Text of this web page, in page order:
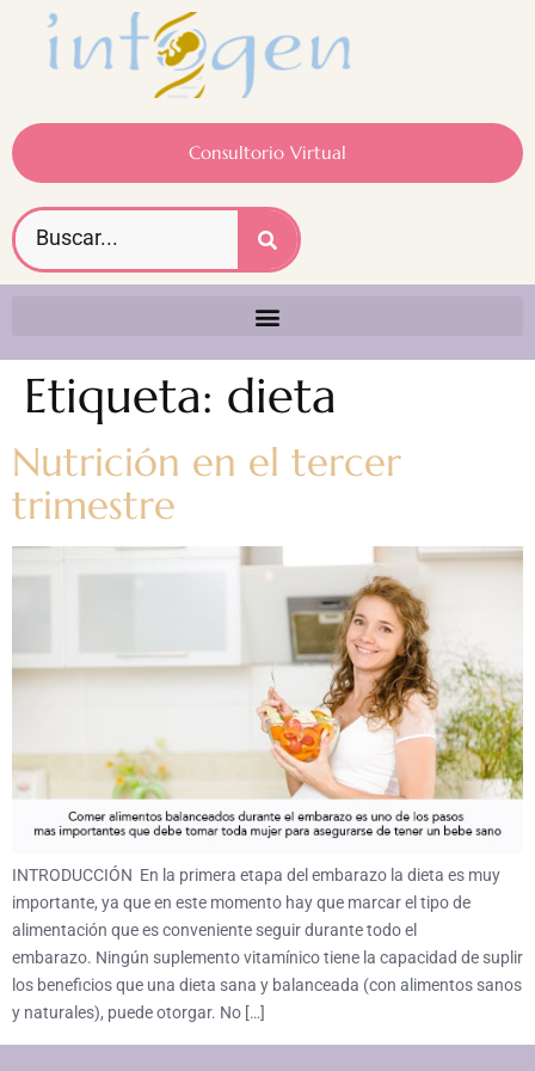
Consultorio Virtual
Etiqueta: dieta
Nutrición en el tercer
trimestre
INTRODUCCIÓN En la primera etapa del embarazo la dieta es muy
importante, ya que en este momento hay que marcar el tipo de
alimentación que es conveniente seguir durante todo el
embarazo. Ningún suplemento vitamínico tiene la capacidad de suplir
los beneficios que una dieta sana y balanceada (con alimentos sanos
y naturales), puede otorgar. No […]